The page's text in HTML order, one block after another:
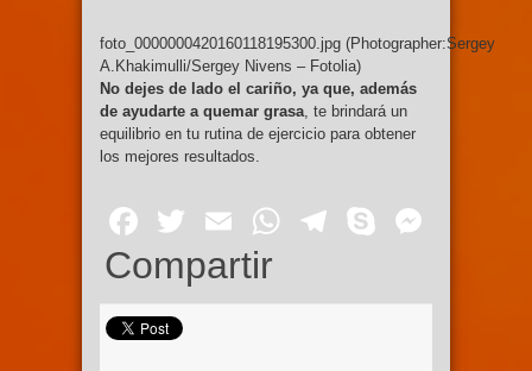
foto_0000000420160118195300.jpg (Photographer:Sergey
A.Khakimulli/Sergey Nivens – Fotolia)
No dejes de lado el cariño, ya que, además
de ayudarte a quemar grasa , te brindará un
equilibrio en tu rutina de ejercicio para obtener
los mejores resultados.
Facebook
Twitter
EmailWhatsApp
Telegram
Skype
Compartir